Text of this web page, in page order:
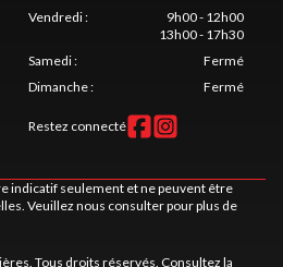
Vendredi:
9h00 - 12h00
13h00 - 17h30
Samedi:
Fermé
Dimanche: Fermé
Restez connecté
indicatif seulement et ne peuvent être
Veuillez nous consulter pour plus de
Tous droits réservés. Consultez la